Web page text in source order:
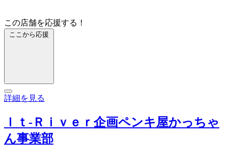
この店舗を応援する！
ここから応援
詳細を見る
Ｉｔ‐Ｒｉｖｅｒ企画ペンキ屋かっちゃ
ん事業部